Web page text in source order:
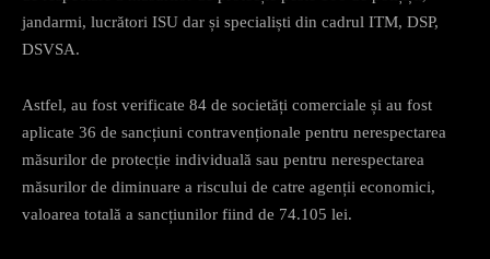
jandarmi, lucrători ISU dar și specialiști din cadrul ITM, DSP,
DSVSA.
Astfel, au fost verificate 84 de societăți comerciale și au fost
aplicate 36 de sancțiuni contravenționale pentru nerespectarea
măsurilor de protecție individuală sau pentru nerespectarea
măsurilor de diminuare a riscului de catre agenții economici,
valoarea totală a sancțiunilor fiind de 74.105 lei.